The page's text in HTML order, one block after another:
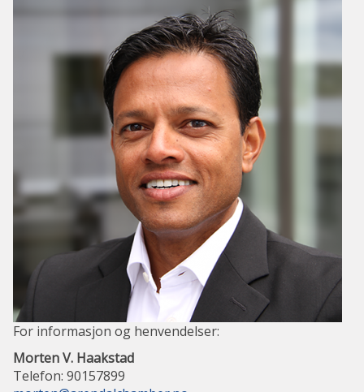
For informasjon og henvendelser:
Morten V. Haakstad
Telefon: 90157899